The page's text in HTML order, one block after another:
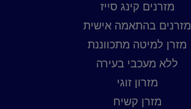
מזרנים קינג סייז
מזרנים בהתאמה אישית
מזרן למיטה מתכווננת
ללא מעכבי בעירה
מזרון זוגי
מזרן קשיח